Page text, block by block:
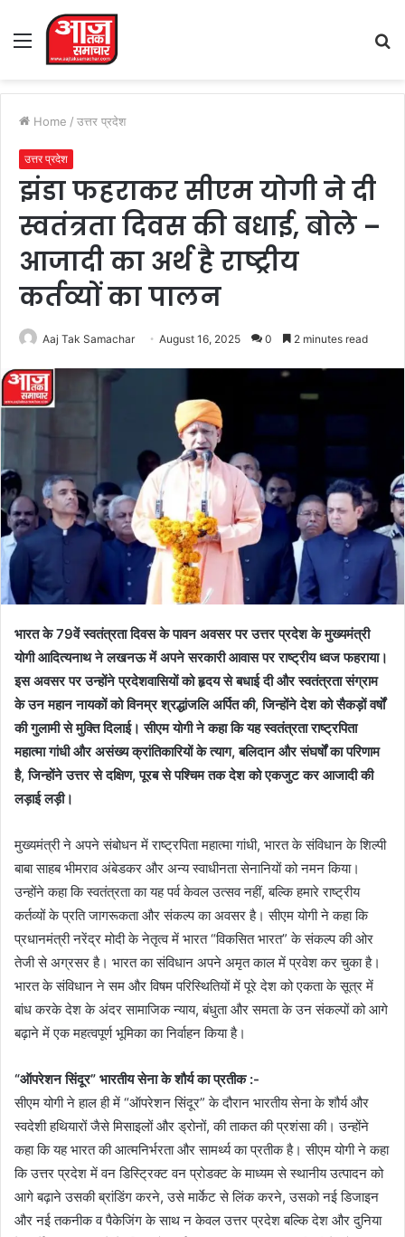
Menu
Home / उत्तर प्रदेश
उत्तर प्रदेश
झंडा फहराकर सीएम योगी ने दी
स्वतंत्रता दिवस की बधाई, बोले –
आजादी का अर्थ है राष्ट्रीय
कर्तव्यों का पालन
Aaj Tak Samachar August 16, 2025 0 2 minutes read
भारत के 79वें स्वतंत्रता दिवस के पावन अवसर पर उत्तर प्रदेश के मुख्यमंत्री
योगी आदित्यनाथ ने लखनऊ में अपने सरकारी आवास पर राष्ट्रीय ध्वज फहराया।
इस अवसर पर उन्होंने प्रदेशवासियों को हृदय से बधाई दी और स्वतंत्रता संग्राम
के उन महान नायकों को विनम्र श्रद्धांजलि अर्पित की, जिन्होंने देश को सैकड़ों वर्षों
की गुलामी से मुक्ति दिलाई। सीएम योगी ने कहा कि यह स्वतंत्रता राष्ट्रपिता
महात्मा गांधी और असंख्य क्रांतिकारियों के त्याग, बलिदान और संघर्षों का परिणाम
है, जिन्होंने उत्तर से दक्षिण, पूरब से पश्चिम तक देश को एकजुट कर आजादी की
लड़ाई लड़ी।
मुख्यमंत्री ने अपने संबोधन में राष्ट्रपिता महात्मा गांधी, भारत के संविधान के शिल्पी
बाबा साहब भीमराव अंबेडकर और अन्य स्वाधीनता सेनानियों को नमन किया।
उन्होंने कहा कि स्वतंत्रता का यह पर्व केवल उत्सव नहीं, बल्कि हमारे राष्ट्रीय
कर्तव्यों के प्रति जागरूकता और संकल्प का अवसर है। सीएम योगी ने कहा कि
प्रधानमंत्री नरेंद्र मोदी के नेतृत्व में भारत “विकसित भारत” के संकल्प की ओर
तेजी से अग्रसर है। भारत का संविधान अपने अमृत काल में प्रवेश कर चुका है।
भारत के संविधान ने सम और विषम परिस्थितियों में पूरे देश को एकता के सूत्र में
बांध करके देश के अंदर सामाजिक न्याय, बंधुता और समता के उन संकल्पों को आगे
बढ़ाने में एक महत्वपूर्ण भूमिका का निर्वाहन किया है।
“ऑपरेशन सिंदूर” भारतीय सेना के शौर्य का प्रतीक :-
सीएम योगी ने हाल ही में “ऑपरेशन सिंदूर” के दौरान भारतीय सेना के शौर्य और
स्वदेशी हथियारों जैसे मिसाइलों और ड्रोनों, की ताकत की प्रशंसा की। उन्होंने
कहा कि यह भारत की आत्मनिर्भरता और सामर्थ्य का प्रतीक है। सीएम योगी ने कहा
कि उत्तर प्रदेश में वन डिस्ट्रिक्ट वन प्रोडक्ट के माध्यम से स्थानीय उत्पादन को
आगे बढ़ाने उसकी ब्रांडिंग करने, उसे मार्केट से लिंक करने, उसको नई डिजाइन
और नई तकनीक व पैकेजिंग के साथ न केवल उत्तर प्रदेश बल्कि देश और दुनिया